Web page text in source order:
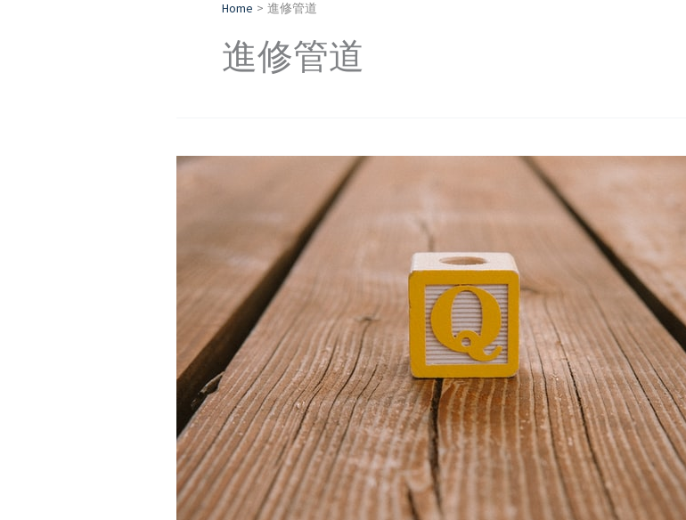
Home 進修管道
進修管道